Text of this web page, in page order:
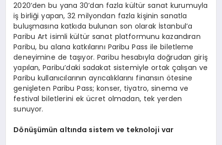
2020’den bu yana 30’dan fazla kültür sanat kurumuyla
iş birliği yapan, 32 milyondan fazla kişinin sanatla
buluşmasına katkıda bulunan son olarak İstanbul’a
Paribu Art isimli kültür sanat platformunu kazandıran
Paribu, bu alana katkılarını Paribu Pass ile biletleme
deneyimine de taşıyor. Paribu hesabıyla doğrudan giriş
yapılan, Paribu’daki sadakat sistemiyle ortak çalışan ve
Paribu kullanıcılarının ayrıcalıklarını finansın ötesine
genişleten Paribu Pass; konser, tiyatro, sinema ve
festival biletlerini ek ücret olmadan, tek yerden
sunuyor.
Dönüşümün altında sistem ve teknoloji var